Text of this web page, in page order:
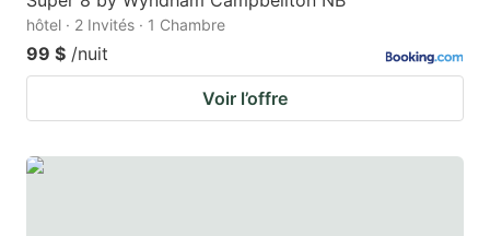
hôtel · 2 Invités · 1 Chambre
99 $ /nuit
Voir l’offre